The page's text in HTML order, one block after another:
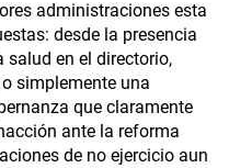
administraciones esta
desde la presencia
en el directorio,
simplemente una
que claramente
ante la reforma
de no ejercicio aun